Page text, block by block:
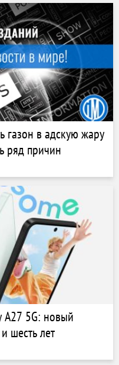
газон в адскую жару
ряд причин
A27 5G: новый
шесть лет